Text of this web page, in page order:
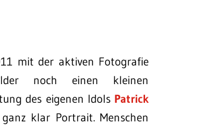
mit der aktiven Fotografie
noch einen kleinen
des eigenen Idols Patrick
klar Portrait. Menschen